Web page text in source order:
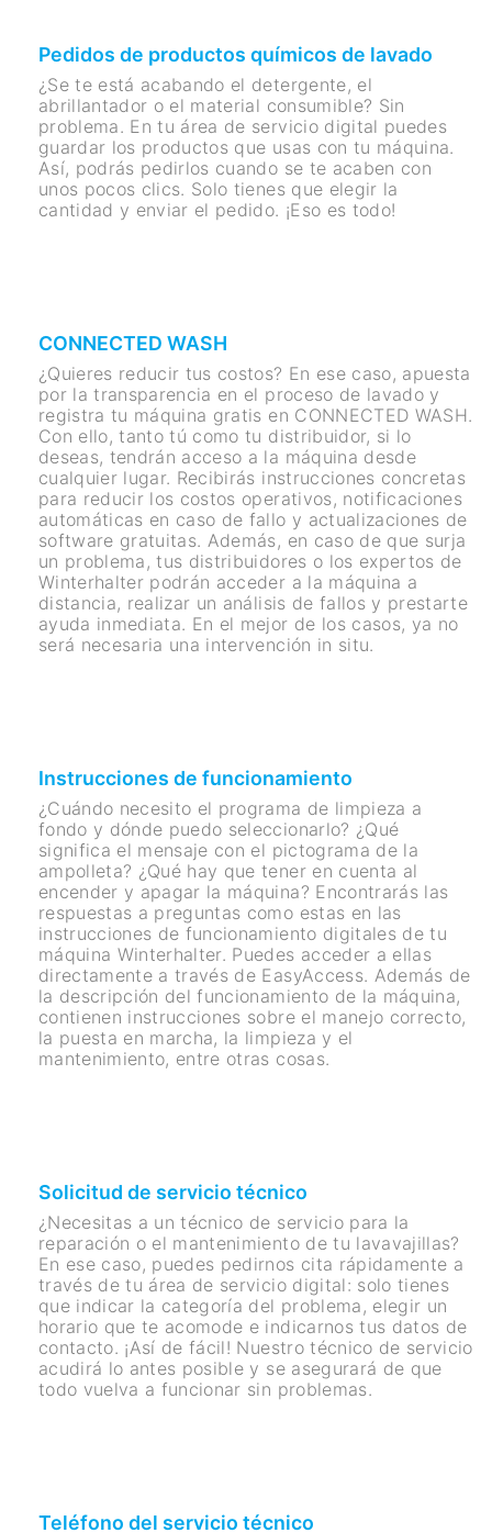
Pedidos de productos químicos de lavado
¿Se te está acabando el detergente, el
abrillantador o el material consumible? Sin
problema. En tu área de servicio digital puedes
guardar los productos que usas con tu máquina.
Así, podrás pedirlos cuando se te acaben con
unos pocos clics. Solo tienes que elegir la
cantidad y enviar el pedido. ¡Eso es todo!
CONNECTED WASH
¿Quieres reducir tus costos? En ese caso, apuesta
por la transparencia en el proceso de lavado y
registra tu máquina gratis en CONNECTED WASH.
Con ello, tanto tú como tu distribuidor, si lo
deseas, tendrán acceso a la máquina desde
cualquier lugar. Recibirás instrucciones concretas
para reducir los costos operativos, notificaciones
automáticas en caso de fallo y actualizaciones de
software gratuitas. Además, en caso de que surja
un problema, tus distribuidores o los expertos de
Winterhalter podrán acceder a la máquina a
distancia, realizar un análisis de fallos y prestarte
ayuda inmediata. En el mejor de los casos, ya no
será necesaria una intervención in situ.
Instrucciones de funcionamiento
¿Cuándo necesito el programa de limpieza a
fondo y dónde puedo seleccionarlo? ¿Qué
significa el mensaje con el pictograma de la
ampolleta? ¿Qué hay que tener en cuenta al
encender y apagar la máquina? Encontrarás las
respuestas a preguntas como estas en las
instrucciones de funcionamiento digitales de tu
máquina Winterhalter. Puedes acceder a ellas
directamente a través de EasyAccess. Además de
la descripción del funcionamiento de la máquina,
contienen instrucciones sobre el manejo correcto,
la puesta en marcha, la limpieza y el
mantenimiento, entre otras cosas.
Solicitud de servicio técnico
¿Necesitas a un técnico de servicio para la
reparación o el mantenimiento de tu lavavajillas?
En ese caso, puedes pedirnos cita rápidamente a
través de tu área de servicio digital: solo tienes
que indicar la categoría del problema, elegir un
horario que te acomode e indicarnos tus datos de
contacto. ¡Así de fácil! Nuestro técnico de servicio
acudirá lo antes posible y se asegurará de que
todo vuelva a funcionar sin problemas.
Teléfono del servicio técnico